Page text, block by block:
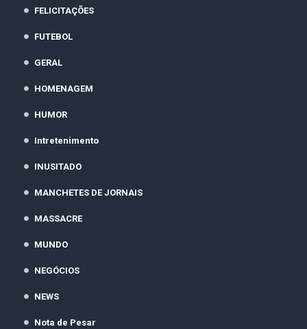
FELICITAÇÕES
FUTEBOL
GERAL
HOMENAGEM
HUMOR
Intretenimento
INUSITADO
MANCHETES DE JORNAIS
MASSACRE
MUNDO
NEGÓCIOS
NEWS
Nota de Pesar